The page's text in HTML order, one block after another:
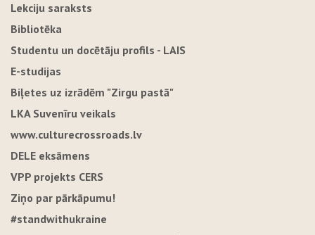
Lekciju saraksts
Bibliotēka
Studentu un docētāju profils - LAIS
E-studijas
Biļetes uz izrādēm "Zirgu pastā"
LKA Suvenīru veikals
www.culturecrossroads.lv
DELE eksāmens
VPP projekts CERS
Ziņo par pārkāpumu!
#standwithukraine